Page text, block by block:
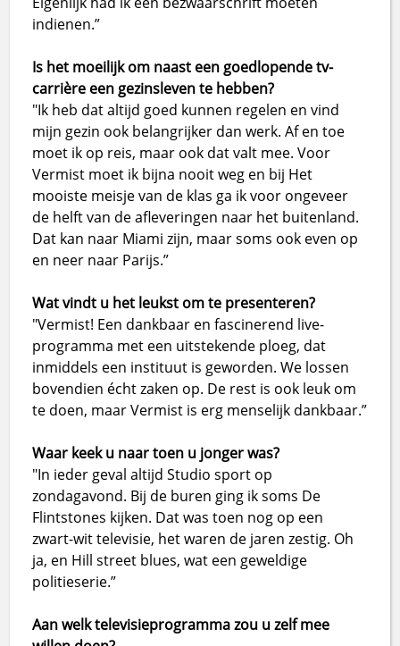
indienen.”
Is het moeilijk om naast een goedlopende tv-
carrière een gezinsleven te hebben?
"Ik heb dat altijd goed kunnen regelen en vind
mijn gezin ook belangrijker dan werk. Af en toe
moet ik op reis, maar ook dat valt mee. Voor
Vermist moet ik bijna nooit weg en bij Het
mooiste meisje van de klas ga ik voor ongeveer
de helft van de afleveringen naar het buitenland.
Dat kan naar Miami zijn, maar soms ook even op
en neer naar Parijs.”
Wat vindt u het leukst om te presenteren?
"Vermist! Een dankbaar en fascinerend live-
programma met een uitstekende ploeg, dat
inmiddels een instituut is geworden. We lossen
bovendien écht zaken op. De rest is ook leuk om
te doen, maar Vermist is erg menselijk dankbaar.”
Waar keek u naar toen u jonger was?
"In ieder geval altijd Studio sport op
zondagavond. Bij de buren ging ik soms De
Flintstones kijken. Dat was toen nog op een
zwart-wit televisie, het waren de jaren zestig. Oh
ja, en Hill street blues, wat een geweldige
politieserie.”
Aan welk televisieprogramma zou u zelf mee